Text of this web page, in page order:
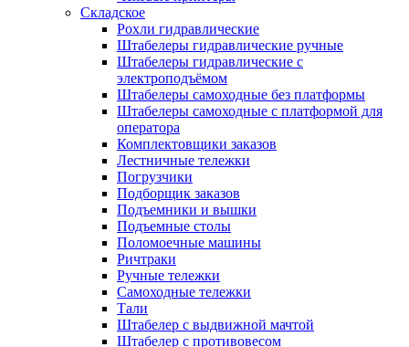
Складское
Рохли гидравлические
Штабелеры гидравлические ручные
Штабелеры гидравлические с
электроподъёмом
Штабелеры самоходные без платформы
Штабелеры самоходные с платформой для
оператора
Комплектовщики заказов
Лестничные тележки
Погрузчики
Подборщик заказов
Подъемники и вышки
Подъемные столы
Поломоечные машины
Ричтраки
Ручные тележки
Самоходные тележки
Тали
Штабелер с выдвижной мачтой
Штабелер с противовесом